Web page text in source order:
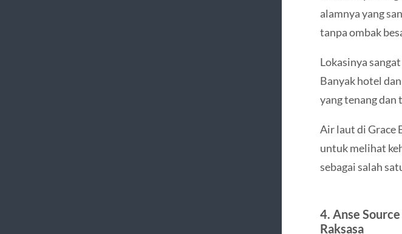
alamnya yang
tanpa ombak
Lokasinya
Banyak hotel
yang tenang
Air laut di Grace
untuk melihat
sebagai salah
4. Anse
Raksasa